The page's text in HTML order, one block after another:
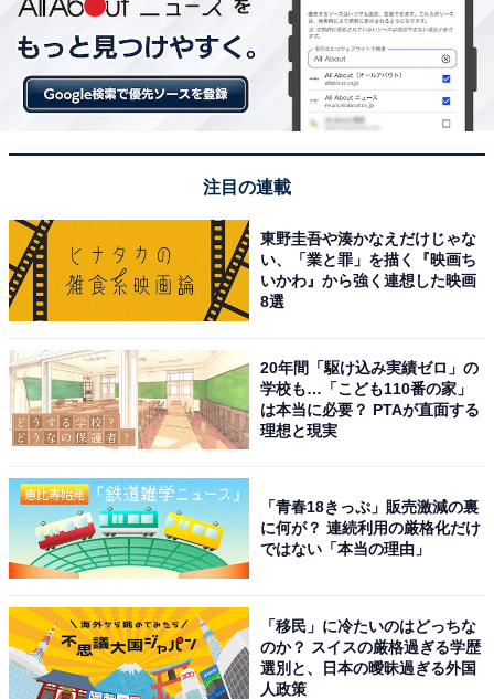
なお、現代の日本では、国会議員ら政治家たちが大臣と
なり、財務省や外務省、防衛庁などの中央省庁で働いて
います。大臣は正式には「国務大臣」といい、内閣総理
大臣が任命します。また罷免、つまり辞めさせることも
内閣総理大臣の専権事項です。そのため、野党が安倍首
相に罷免を要求しているということです。
参照：
日本の内閣のしくみ
注目の連載
東野圭吾や湊かなえだけじゃな
い、「業と罪」を描く『映画ち
いかわ』から強く連想した映画
8選
20年間「駆け込み実績ゼロ」の
学校も…「こども110番の家」
は本当に必要？ PTAが直面する
理想と現実
「青春18きっぷ」販売激減の裏
に何が？ 連続利用の厳格化だけ
ではない「本当の理由」
「移民」に冷たいのはどっちな
のか？ スイスの厳格過ぎる学歴
選別と、日本の曖昧過ぎる外国
人政策